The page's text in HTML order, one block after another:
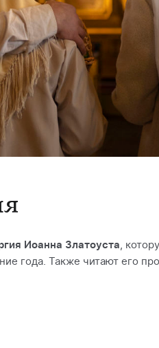
Иоанна Златоуста ,
года. Также читают его